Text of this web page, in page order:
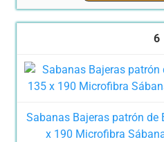
6
Sabanas Bajeras patrón de
x 190 Microfibra